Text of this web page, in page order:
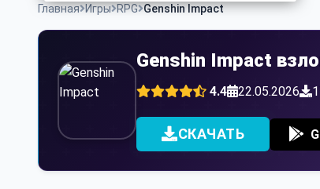
Главная Игры RPG Genshin Impact
Genshin Impact
4.4 22.05.2026
СКАЧАТЬ